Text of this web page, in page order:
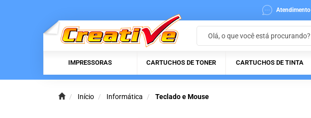
Atendimento
IMPRESSORAS CARTUCHOS DE TONER CARTUCHOS DE TINTA
Início Informática Teclado e Mouse